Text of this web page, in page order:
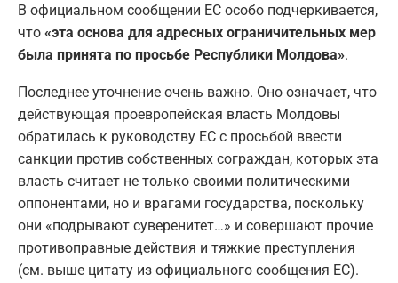
В официальном сообщении ЕС особо подчеркивается,
что «эта основа для адресных ограничительных мер
была принята по просьбе Республики Молдова».
Последнее уточнение очень важно. Оно означает, что
действующая проевропейская власть Молдовы
обратилась к руководству ЕС с просьбой ввести
санкции против собственных сограждан, которых эта
власть считает не только своими политическими
оппонентами, но и врагами государства, поскольку
они «подрывают суверенитет…» и совершают прочие
противоправные действия и тяжкие преступления
(см. выше цитату из официального сообщения ЕС).